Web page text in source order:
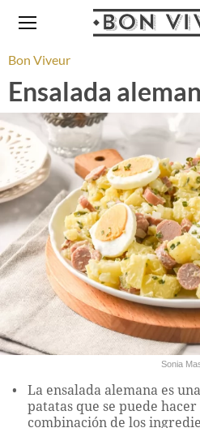
Bon Viveur
Ensalada
Sonia
La ensalada alemana es
patatas que se puede
combinación de los